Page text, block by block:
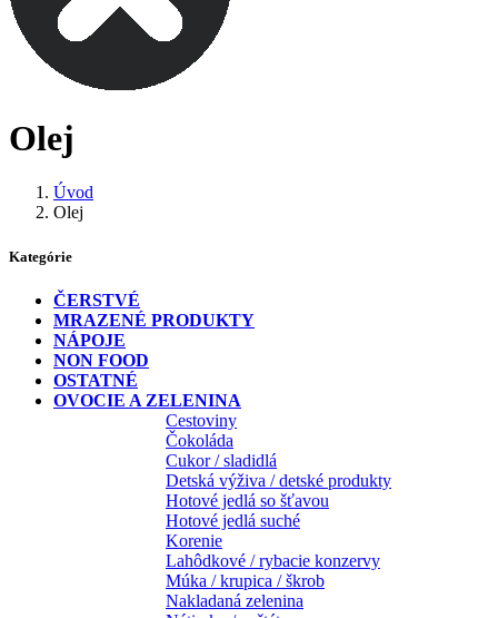
Olej
Úvod
Olej
Kategórie
ČERSTVÉ
MRAZENÉ PRODUKTY
NÁPOJE
NON FOOD
OSTATNÉ
OVOCIE A ZELENINA
Cestoviny
Čokoláda
Cukor / sladidlá
Detská výživa / detské produkty
Hotové jedlá so šťavou
Hotové jedlá suché
Korenie
Lahôdkové / rybacie konzervy
Múka / krupica / škrob
Nakladaná zelenina